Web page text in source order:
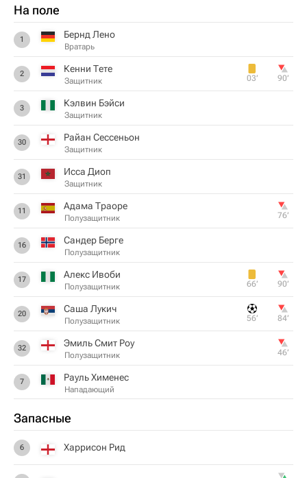
На поле
1 Бернд Лено
Вратарь
2 Кенни Тете
Защитник 03‎’‎ 90‎’‎
3 Кэлвин Бэйси
Защитник
30 Райан Сеcсеньон
Защитник
31 Исса Диоп
Защитник
11 Адама Траоре
Полузащитник 76‎’‎
16 Сандер Берге
Полузащитник
17 Алекс Ивоби
Полузащитник 66‎’‎ 90‎’‎
20 Саша Лукич
Полузащитник 56‎’‎ 84‎’‎
32 Эмиль Смит Роу
Полузащитник 46‎’‎
7 Рауль Хименес
Нападающий
Запасные
6 Харрисон Рид